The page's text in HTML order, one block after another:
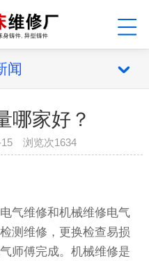
闻
哪家好？
15 浏览次1634
气维修和机械维修电气
测维修，更换检查易损
师傅完成。机械维修是